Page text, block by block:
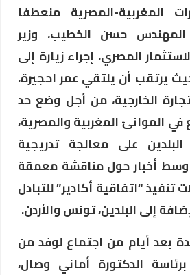
المغربية-المصرية منعطفا
المهندس حسن الخطيب، وزير
المصري، إجراء زيارة إلى
يرتقب أن يلتقي عمر احجيرة،
الخارجية، من أجل وضع حد
الموانئ المغربية والمصرية،
على معالجة تدريجية
وسط أخبار حول مناقشة معمقة
تنفيذ “اتفاقية أكادير” للتبادل
إلى البلدين، تونس والأردن.
بعد أيام من اجتماع لوفد من
برئاسة الدكتورة أماني وصال،